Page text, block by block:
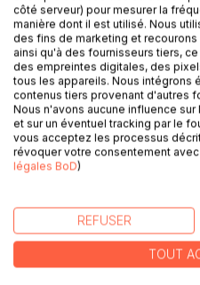
identifié un en particulier : le
en slovène).
À l'époque, ces territoires
montagne revêtaient un
paraissant imprononçables
Maps ou Earth, donnaient
muraille entre les mondes
Laurent Hassid
de produire un ouvrage très
fois récit sur les frontières,
pourrait être "une
passionnant préfacé par
côté serveur) pour mesurer la
manière dont il est utilisé. Nous
des fins de marketing et
ainsi qu'à des fournisseurs tiers,
des empreintes digitales, des
tous les appareils. Nous intégrons
contenus tiers provenant d'autres
Nous n'avons aucune influence
et sur un éventuel tracking par le
vous acceptez les processus
révoquer votre consentement
légales BoD)
REFUSER
TOUT